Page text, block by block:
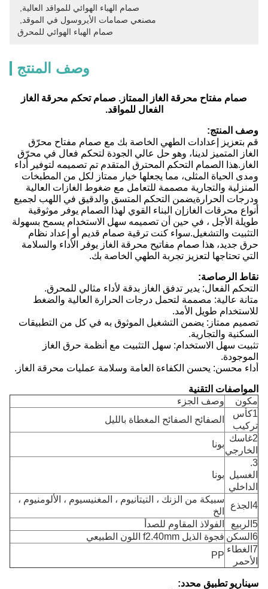
صمام الهباء الهوائي للمواقد العالية
مصنعي صمامات الأيروسول في الموقد
صمام الهباء الهوائي للمحرق
وصف المنتج
صمام مفتاح محرقة الغاز الممتاز. صمام تحكم محرقة الغاز
الفعال للمواقد.
وصف المنتج:
قم بتعزيز إعدادات الطهي الخاصة بك مع صمام مفتاح محرّق
الغاز المتميز لدينا، وهو حل عالي الجودة لتحكم فعال في محرّق
الغاز.هذا الصمام التحكم المحترق المتقدم تم تصميمه لتوفير أداء
ومدى الحياة المثلى، مما يجعلها خيار ممتاز لكل من المطبخات
المنزلية والتجارية مصممة للتعامل مع ضغوط الغازات العالية
ودرجات الحرارةيضمن التحكم المتسق والدقيق في اللهب لجميع
أنواع محرقات الغازإن البناء القوي لهذا الصمام يوفر موثوقية
طويلة الأجل ، في حين أن تصميمه سهل الاستخدام يسمح بسهولة
التثبيت والتشغيل.سواء كنت ترقية صمام قديم أو إعداد نظام
حرق جديد، هذا صمام مفاتيح محرقة الغاز يوفر الأداء والسلامة
التي تحتاجها لتعزيز تجربة الطهي الخاصة بك.
نقاط الرصاصة:
التحكم الفعال: يدير تدفق الغاز بدقة لأداء مثالي للمحرق.
متانة عالية: مصممة لتحمل درجات الحرارة العالية والضغط
للاستخدام طويل الأمد.
تصميم ممتاز: يضمن التشغيل الموثوق به في كل من التطبيقات
السكنية والتجارية.
تثبيت سهل الاستخدام: سهل التثبيت مع أنظمة حرق الغاز
الموجودة.
أداء محسن: يحسن الكفاءة العامة وسلامة عمليات محرقة الغاز.
المواصفات التقنية
مكون
وصف الجزء
1كأس
تركيب
الصفائح الصفائح المغطاة بالليل
2غاسك
الخارجي
بونا
3.
الغسيل
الداخلي
بونا
4الجذع
سبيكة من الزنك ، التيتانيوم ، المغنيسيوم ، الألومنيوم ،
الخ
5الربيع
الفولاذ المقاوم للصدأ
6السكن
فجوة الذيل f2.40mm اللون الطبيعي
7الغطاء
الأحمر
PP
سيناريو تطبيق محدد: